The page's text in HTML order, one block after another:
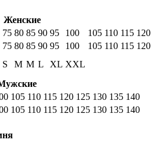
Женские
75 80 85 90 95 100 105 110 115 120
75 80 85 90 95 100 105 110 115 120
S M M L XL XXL
105 110 115 120 125 130 135 140
105 110 115 120 125 130 135 140